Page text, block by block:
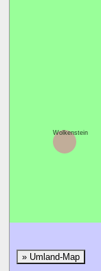
Wolkenstein
» Umland-Map